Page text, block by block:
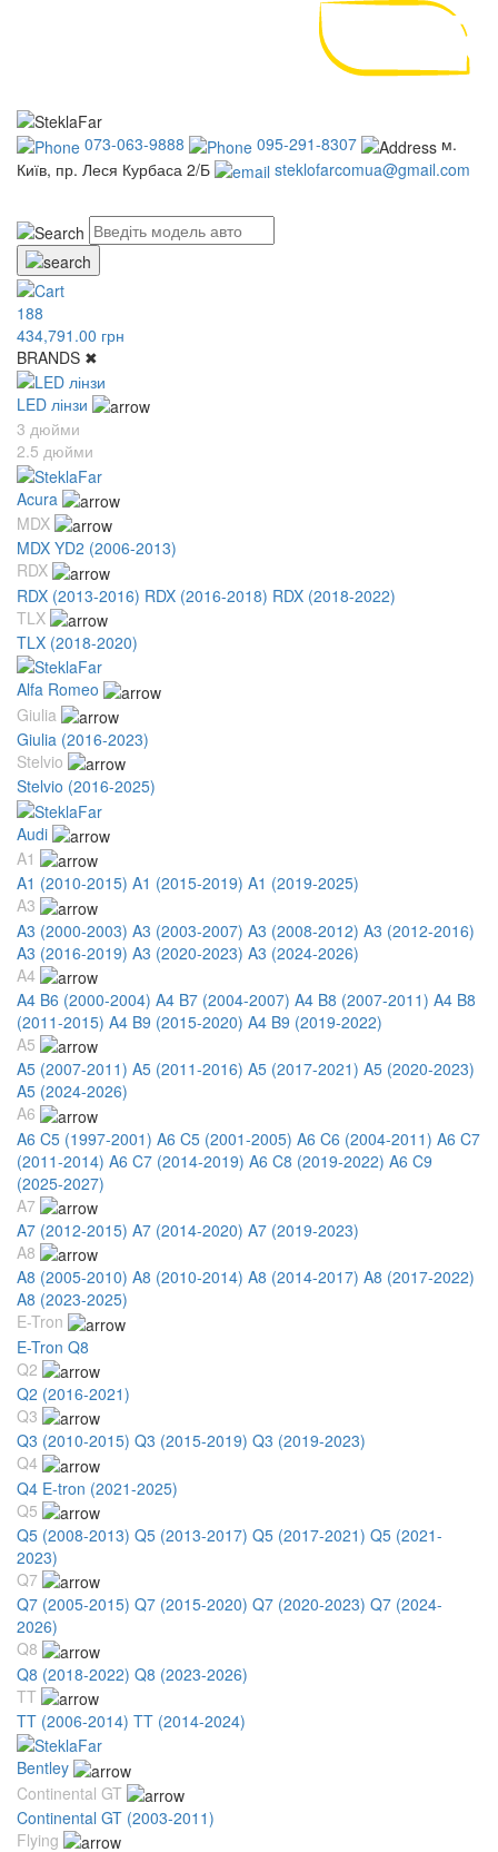
073-063-9888 095-291-8307
м.
Київ, пр. Леся Курбаса 2/Б
steklofarcomua@gmail.com
188
434,791.00 грн
BRANDS ✖
LED лінзи
3 дюйми
2.5 дюйми
Acura
MDX
MDX YD2 (2006-2013)
RDX
RDX (2013-2016) RDX (2016-2018) RDX (2018-2022)
TLX
TLX (2018-2020)
Alfa Romeo
Giulia
Giulia (2016-2023)
Stelvio
Stelvio (2016-2025)
Audi
A1
A1 (2010-2015) A1 (2015-2019) A1 (2019-2025)
A3
A3 (2000-2003) A3 (2003-2007) A3 (2008-2012) A3 (2012-2016)
A3 (2016-2019) A3 (2020-2023) A3 (2024-2026)
A4
A4 B6 (2000-2004) A4 B7 (2004-2007) A4 B8 (2007-2011) A4 B8
(2011-2015) A4 B9 (2015-2020) A4 B9 (2019-2022)
A5
A5 (2007-2011) A5 (2011-2016) A5 (2017-2021) A5 (2020-2023)
A5 (2024-2026)
A6
A6 C5 (1997-2001) A6 C5 (2001-2005) A6 C6 (2004-2011) A6 C7
(2011-2014) A6 C7 (2014-2019) A6 C8 (2019-2022) A6 C9
(2025-2027)
A7
A7 (2012-2015) A7 (2014-2020) A7 (2019-2023)
A8
A8 (2005-2010) A8 (2010-2014) A8 (2014-2017) A8 (2017-2022)
A8 (2023-2025)
E-Tron
E-Tron Q8
Q2
Q2 (2016-2021)
Q3
Q3 (2010-2015) Q3 (2015-2019) Q3 (2019-2023)
Q4
Q4 E-tron (2021-2025)
Q5
Q5 (2008-2013) Q5 (2013-2017) Q5 (2017-2021) Q5 (2021-
2023)
Q7
Q7 (2005-2015) Q7 (2015-2020) Q7 (2020-2023) Q7 (2024-
2026)
Q8
Q8 (2018-2022) Q8 (2023-2026)
TT
TT (2006-2014) TT (2014-2024)
Bentley
Continental GT
Continental GT (2003-2011)
Flying